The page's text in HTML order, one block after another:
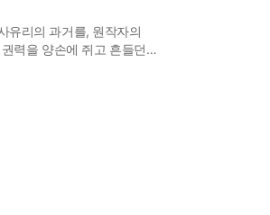
유리의 과거를, 원작자의
력을 양손에 쥐고 흔들던